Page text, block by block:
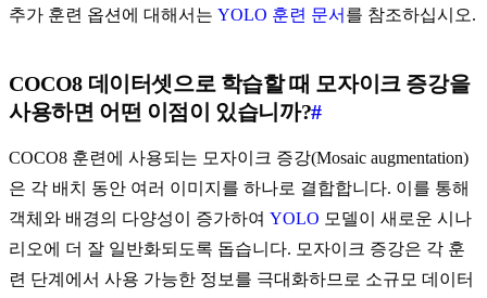
추가 훈련 옵션에 대해서는 YOLO 훈련 문서 를 참조하십시오.
COCO8 데이터셋으로 학습할 때 모자이크 증강을
사용하면 어떤 이점이 있습니까?#
COCO8 훈련에 사용되는 모자이크 증강(Mosaic augmentation)
은 각 배치 동안 여러 이미지를 하나로 결합합니다. 이를 통해
객체와 배경의 다양성이 증가하여 YOLO 모델이 새로운 시나
리오에 더 잘 일반화되도록 돕습니다. 모자이크 증강은 각 훈
련 단계에서 사용 가능한 정보를 극대화하므로 소규모 데이터